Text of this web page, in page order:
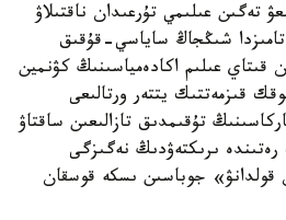
تەگىن عىلىمي تۇرعىدان ناقتىلاۋ
-جىلعى تامىزدا شىڭجاڭ ساياسي-قۇقىق
قىتاي عىلىم اكادەمياسىنىڭ كۋنمين
قىزمەتتىك يتتەر ورتالىعى
تۇقىمدىق تازالىعىن ساقتاۋ
ىرىكتەۋدىڭ نەگىزگى
قولدانۋ» جوباسىن ىسكە قوسقان